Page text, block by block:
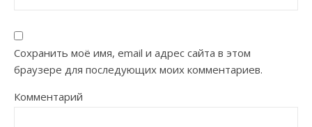
Сохранить моё имя, email и адрес сайта в этом
браузере для последующих моих комментариев.
Комментарий